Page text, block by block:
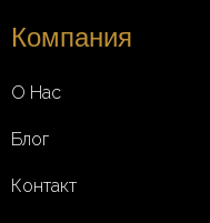
Компания
О Нас
Блог
Контакт